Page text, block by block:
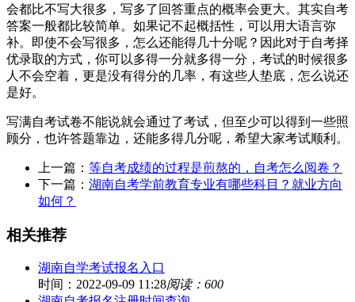
会都比不写大很多，写多了回答重点的概率会更大。其实自考
答案一般都比较简单。如果记不起概括性，可以用大语言弥
补。即使不会写很多，怎么还能得几十分呢？因此对于自考择
优录取的方式，你可以多得一分就多得一分，考试的时候很多
人不会空着，更是没有得分的几率，有这些人垫底，怎么说还
是好。
写满自考试卷不能说就会通过了考试，但至少可以得到一些照
顾分，也许答题靠边，还能多得几分呢，希望大家考试顺利。
上一篇： 等自考成绩的过程是煎熬的，自考怎么阅卷？
下一篇： 湖南自考学前教育专业有哪些科目？就业方向
如何？
相关推荐
湖南自学考试报名入口
时间：2022-09-09 11:28阅读：600